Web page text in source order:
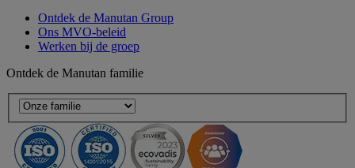
Ontdek de Manutan Group
Ons MVO-beleid
Werken bij de groep
Ontdek de Manutan familie